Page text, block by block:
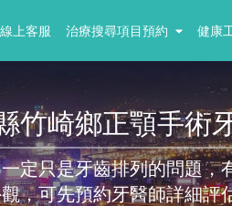
線上客服 治療搜尋項目預約 健康
竹崎鄉正顎手術
定只是牙齒排列的問題，
，可先預約牙醫師詳細評